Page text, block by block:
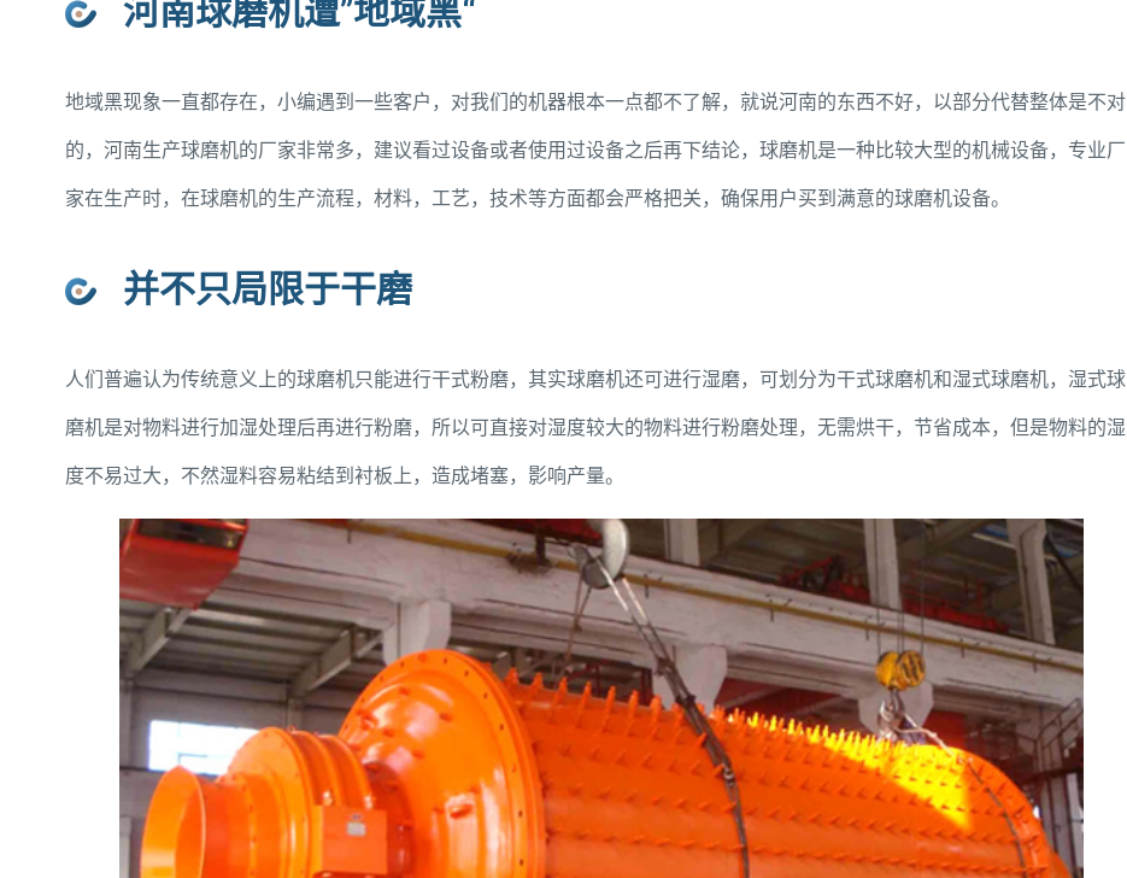
河南球磨机遭”地域黑“
地域黑现象一直都存在，小编遇到一些客户，对我们的机器根本一点都不了解，就说河南的东西不好，以部分代替整体是不对
的，河南生产球磨机的厂家非常多，建议看过设备或者使用过设备之后再下结论，球磨机是一种比较大型的机械设备，专业厂
家在生产时，在球磨机的生产流程，材料，工艺，技术等方面都会严格把关，确保用户买到满意的球磨机设备。
并不只局限于干磨
人们普遍认为传统意义上的球磨机只能进行干式粉磨，其实球磨机还可进行湿磨，可划分为干式球磨机和湿式球磨机，湿式球
磨机是对物料进行加湿处理后再进行粉磨，所以可直接对湿度较大的物料进行粉磨处理，无需烘干，节省成本，但是物料的湿
度不易过大，不然湿料容易粘结到衬板上，造成堵塞，影响产量。